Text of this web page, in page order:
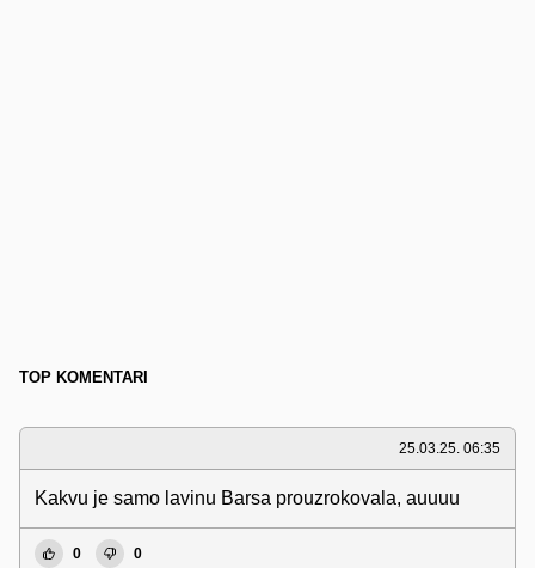
TOP KOMENTARI
25.03.25. 06:35
Kakvu je samo lavinu Barsa prouzrokovala, auuuu
0 0